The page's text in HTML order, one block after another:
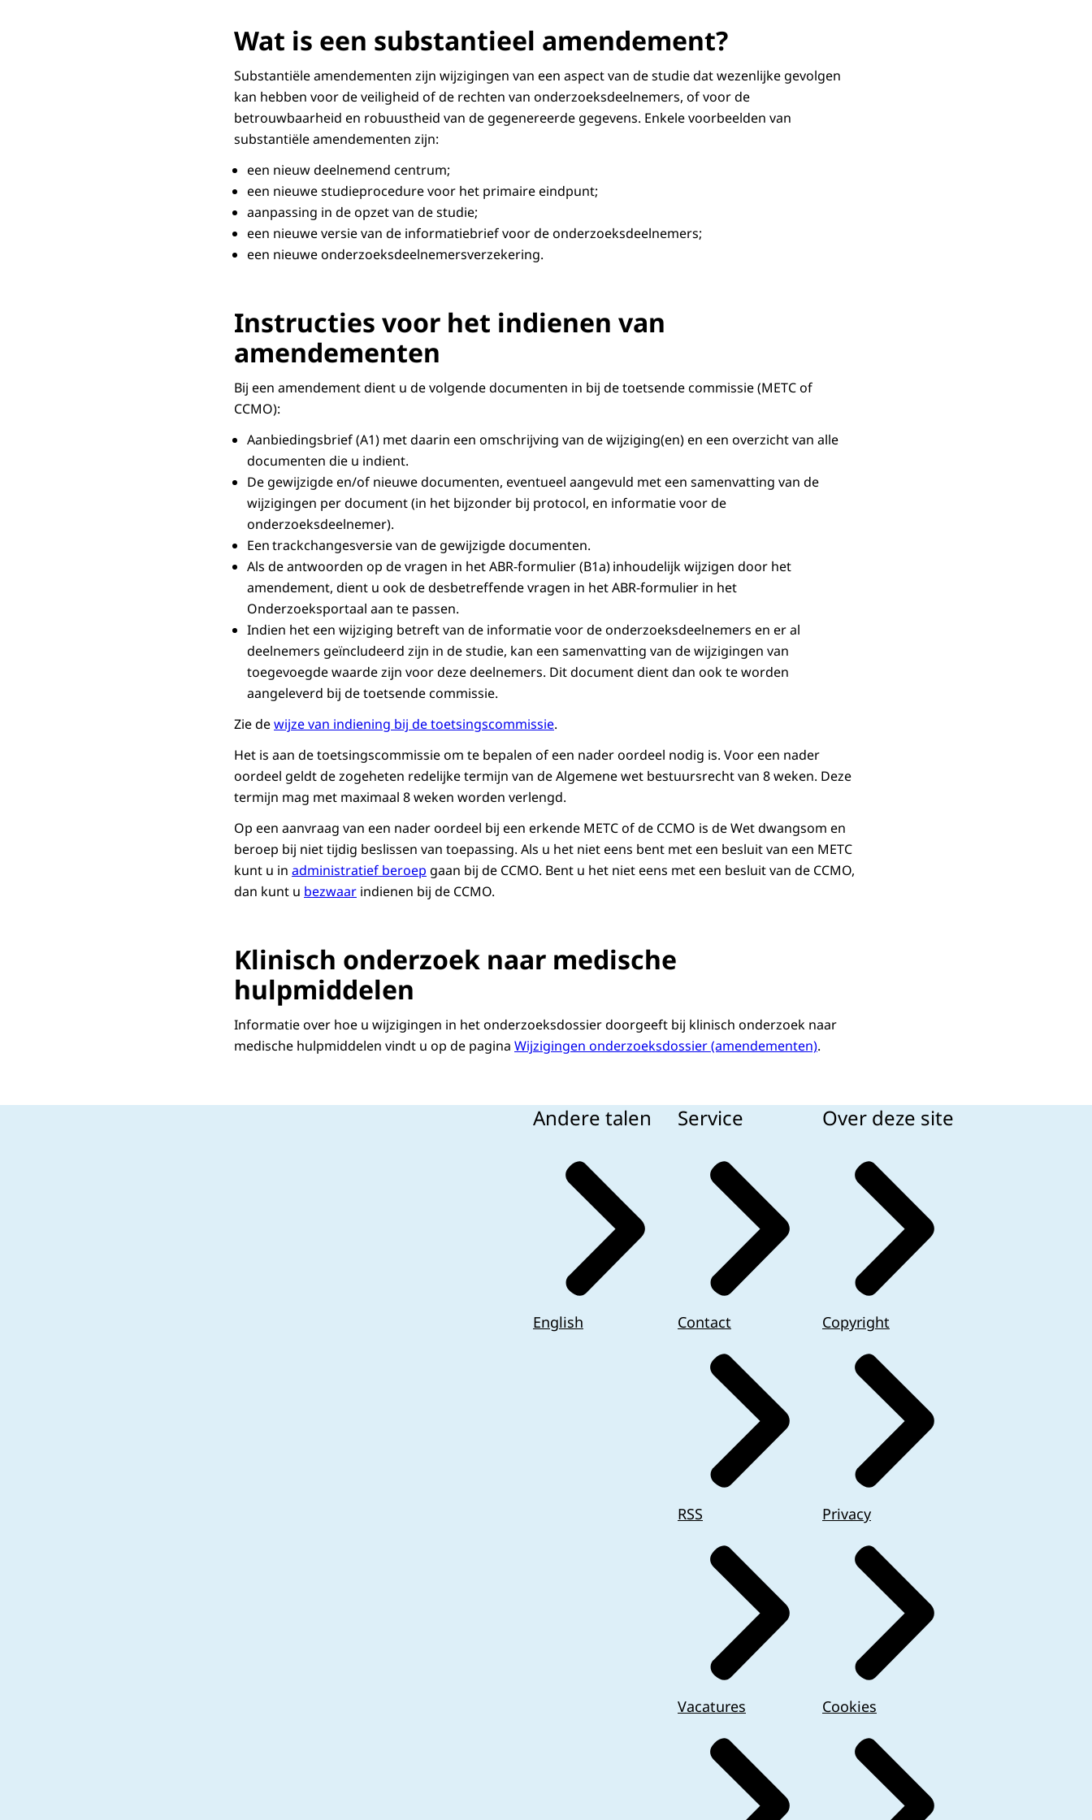
Wat is een substantieel amendement?
Substantiële amendementen zijn wijzigingen van een aspect van de studie dat wezenlijke gevolgen
kan hebben voor de veiligheid of de rechten van onderzoeksdeelnemers, of voor de
betrouwbaarheid en robuustheid van de gegenereerde gegevens. Enkele voorbeelden van
substantiële amendementen zijn:
een nieuw deelnemend centrum;
een nieuwe studieprocedure voor het primaire eindpunt;
aanpassing in de opzet van de studie;
een nieuwe versie van de informatiebrief voor de onderzoeksdeelnemers;
een nieuwe onderzoeksdeelnemersverzekering.
Instructies voor het indienen van
amendementen
Bij een amendement dient u de volgende documenten in bij de toetsende commissie (METC of
CCMO):
Aanbiedingsbrief (A1) met daarin een omschrijving van de wijziging(en) en een overzicht van alle
documenten die u indient.
De gewijzigde en/of nieuwe documenten, eventueel aangevuld met een samenvatting van de
wijzigingen per document (in het bijzonder bij protocol, en informatie voor de
onderzoeksdeelnemer).
Eentrackchangesversie van de gewijzigde documenten.
Als de antwoorden op de vragen in het ABR-formulier (B1a) inhoudelijk wijzigen door het
amendement, dient u ook de desbetreffende vragen in het ABR-formulier in het
Onderzoeksportaal aan te passen.
Indien het een wijziging betreft van de informatie voor de onderzoeksdeelnemers en er al
deelnemers geïncludeerd zijn in de studie, kan een samenvatting van de wijzigingen van
toegevoegde waarde zijn voor deze deelnemers. Dit document dient dan ook te worden
aangeleverd bij de toetsende commissie.
Zie dewijze van indiening bij de toetsingscommissie.
Het is aan de toetsingscommissie om te bepalen of een nader oordeel nodig is. Voor een nader
oordeel geldt de zogeheten redelijke termijn van de Algemene wet bestuursrecht van 8 weken. Deze
termijn mag met maximaal 8 weken worden verlengd.
Op een aanvraag van een nader oordeel bij een erkende METC of de CCMO is de Wet dwangsom en
beroep bij niet tijdig beslissen van toepassing. Als u het niet eens bent met een besluit van een METC
kunt u in administratief beroep gaan bij de CCMO. Bent u het niet eens met een besluit van de CCMO,
dan kunt u bezwaar indienen bij de CCMO.
Klinisch onderzoek naar medische
hulpmiddelen
Informatie over hoe u wijzigingen in het onderzoeksdossier doorgeeft bij klinisch onderzoek naar
medische hulpmiddelen vindt u op de pagina Wijzigingen onderzoeksdossier (amendementen).
Andere talen
English
Service
Contact
RSS
Vacatures
Over deze site
Copyright
Privacy
Cookies